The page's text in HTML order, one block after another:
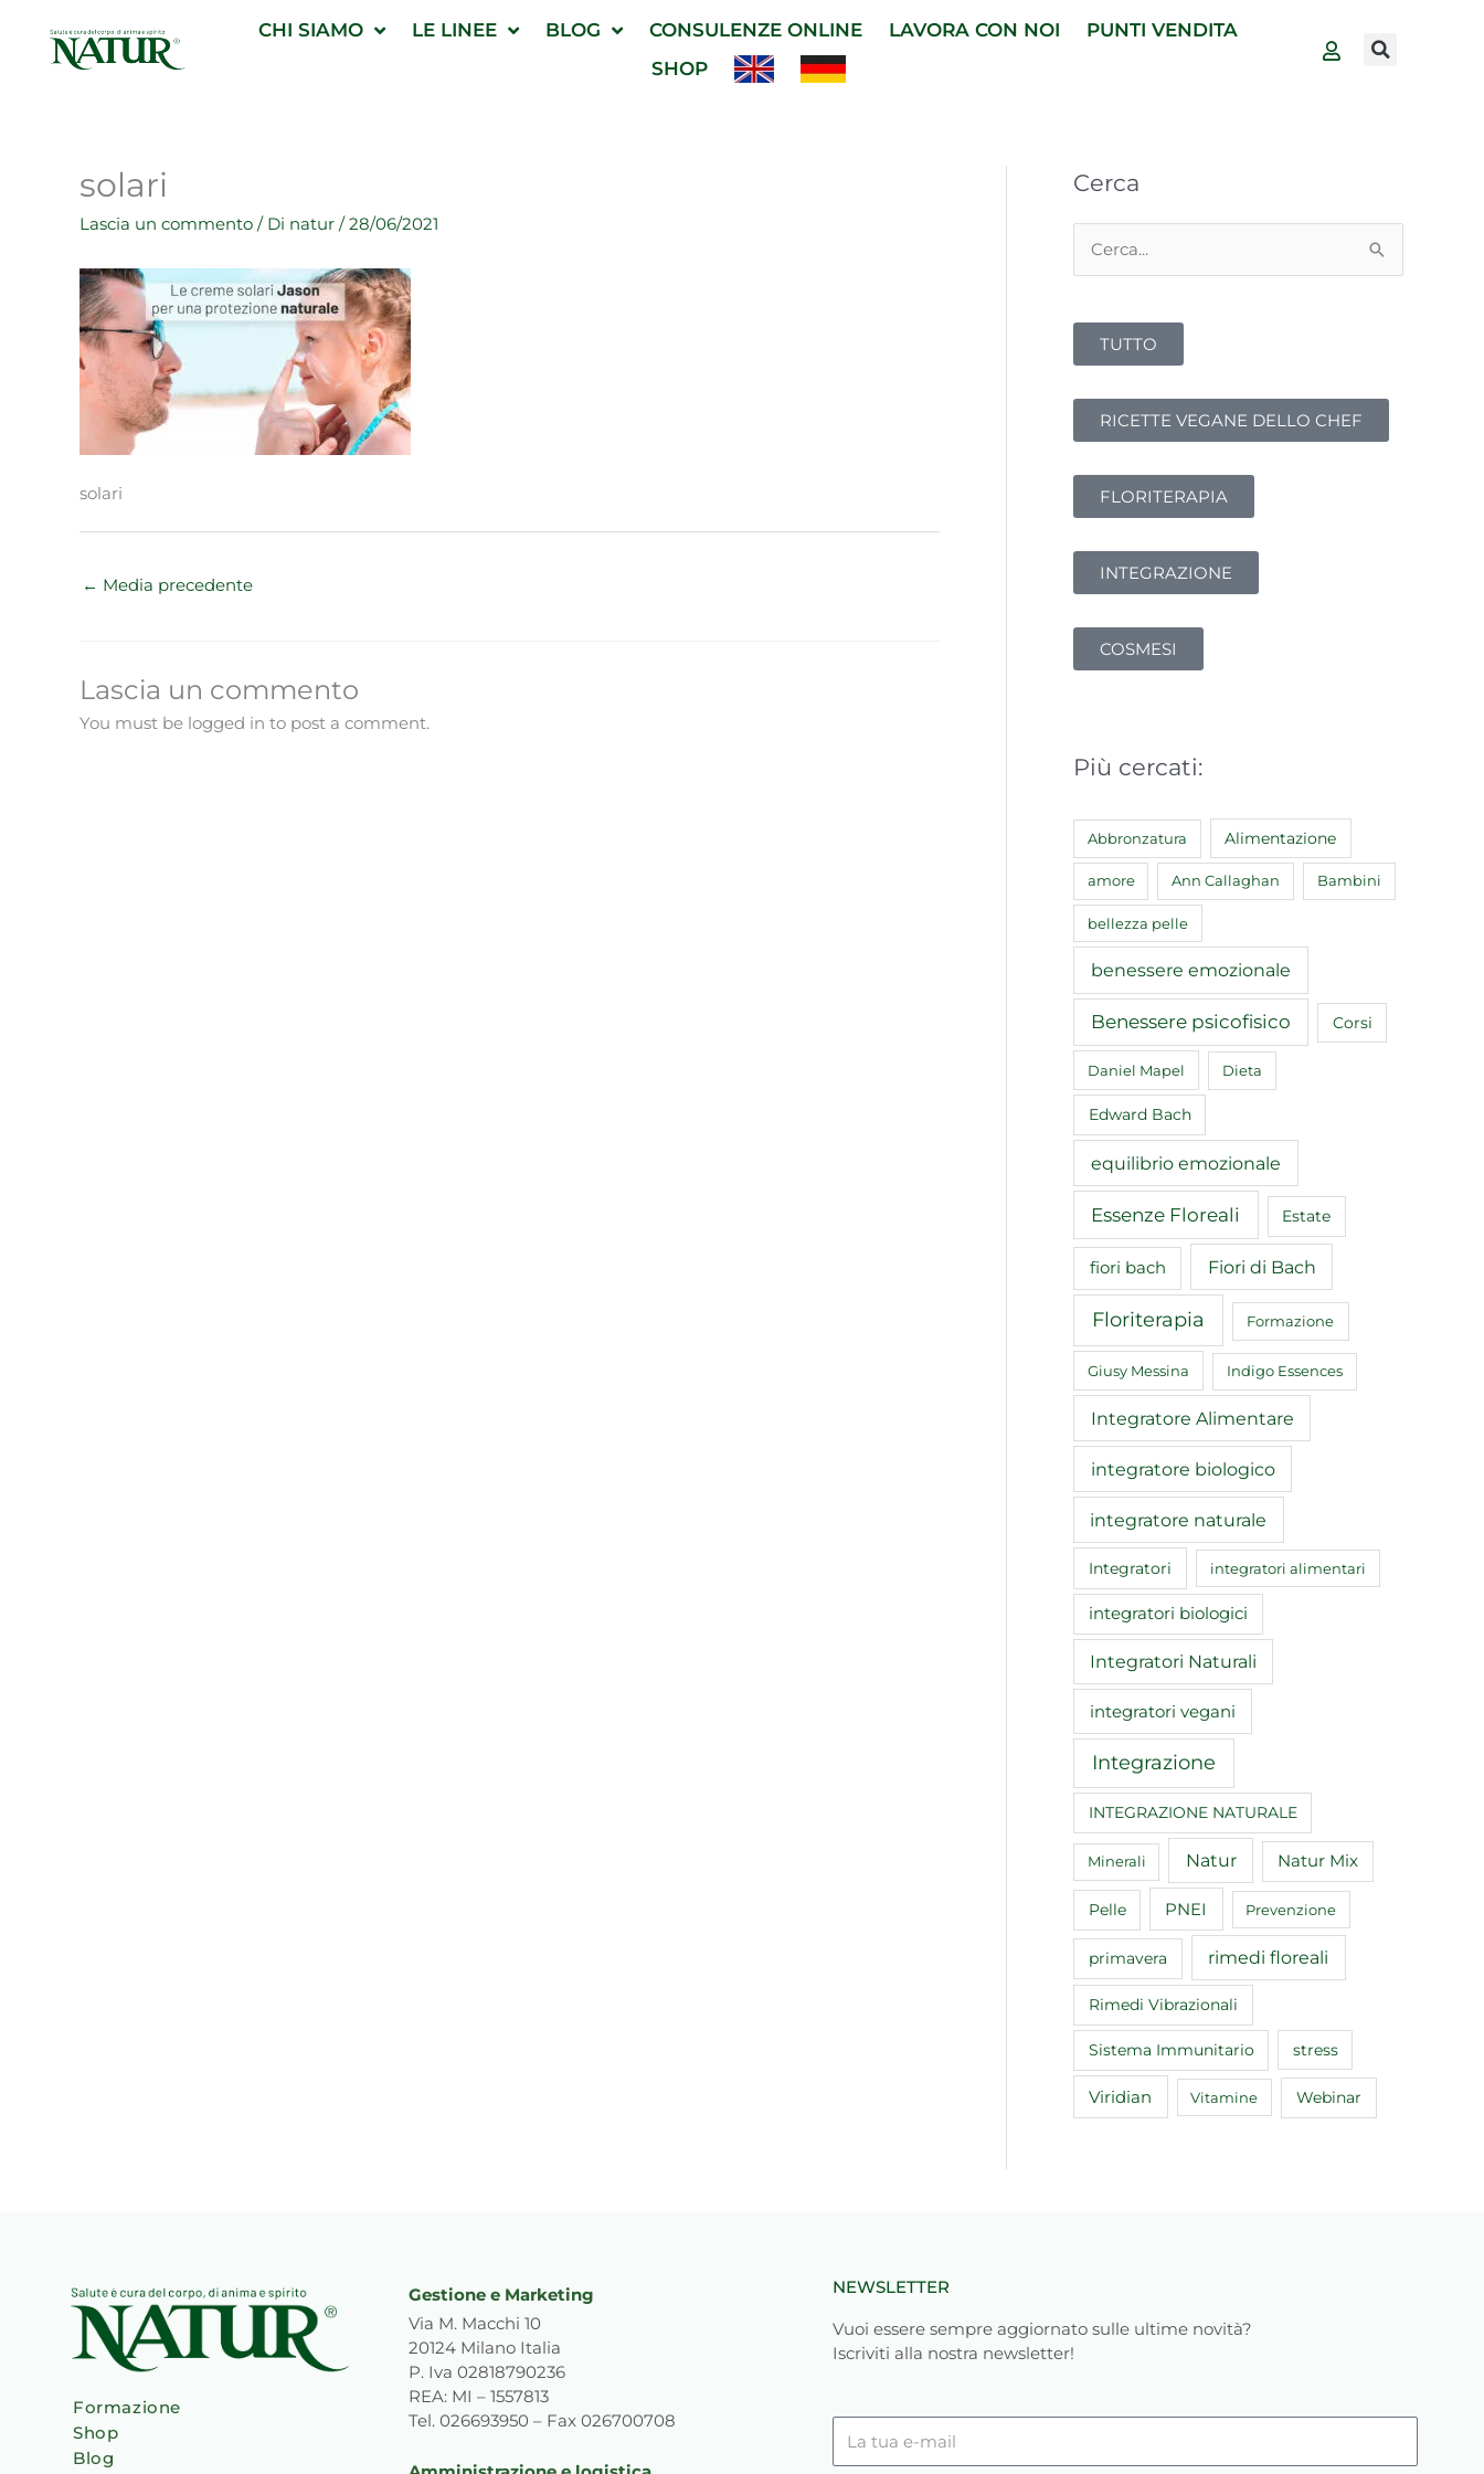
contenuto
CHI SIAMO LE LINEE BLOG CONSULENZE ONLINE LAVORA CON NOI
PUNTI VENDITA
SHOP
solari
Lascia un commento / Di natur /28/06/2021
solari
← Media precedente
Lascia un commento
You must be logged in to post a comment.
Cerca
r
TUTTO
RICETTE VEGANE DELLO CHEF
FLORITERAPIA
INTEGRAZIONE
COSMESI
Più cercati:
Abbronzatura Alimentazione
amore Ann Callaghan Bambini
bellezza pelle
benessere emozionale
Benessere psicofisico Corsi
Daniel Mapel Dieta
Edward Bach
equilibrio emozionale
Essenze Floreali Estate
fiori bach Fiori di Bach
Floriterapia Formazione
Giusy Messina Indigo Essences
Integratore Alimentare
integratore biologico
integratore naturale
Integratori integratori alimentari
integratori biologici
Integratori Naturali
integratori vegani
Integrazione
INTEGRAZIONE NATURALE
Minerali Natur Natur Mix
Pelle PNEI Prevenzione
primavera rimedi floreali
Rimedi Vibrazionali
Sistema Immunitario stress
Viridian Vitamine Webinar
Formazione
Shop
Blog
Gestione e Marketing
Via M. Macchi 10
20124 Milano Italia
P. Iva 02818790236
REA: MI – 1557813
Tel. 026693950 – Fax 026700708
NEWSLETTER
Vuoi essere sempre aggiornato sulle ultime novità?
Iscriviti alla nostra newsletter!
tua